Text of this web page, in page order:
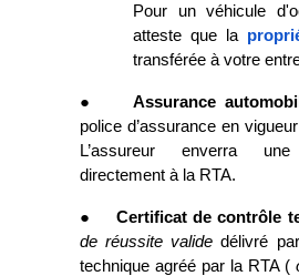
Pour un véhicule
atteste que la
transférée à votre
● Assurance
police d’assurance en
L’assureur enverra
directement à la RTA.
● Certificat de contrôle
de réussite valide délivré
technique agréé par la RTA (